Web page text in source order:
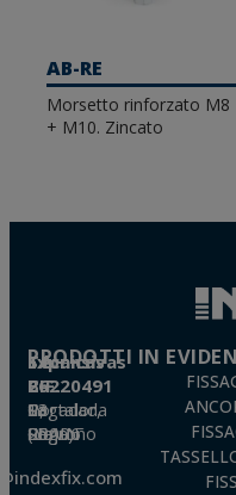
isofoniche, queste
del sistema di
AB-RE
Morsetto rinforzato M8
+ M10. Zincato
Técnicas Expansivas S.L.
CIF: B-26220491
P. I. La Portalada II, C/ Segador, 13
26006 · Logroño (La Rioja) · SPAIN
PRODOTTI IN